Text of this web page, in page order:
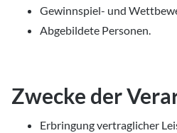
Gewinnspiel- und
Abgebildete Personen.
Zwecke der
Erbringung vertraglicher